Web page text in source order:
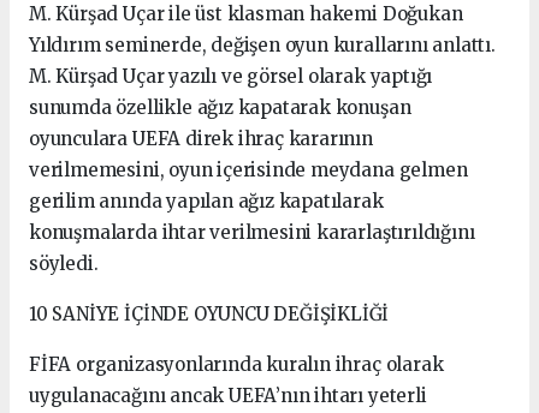
M. Kürşad Uçar ile üst klasman hakemi Doğukan
Yıldırım seminerde, değişen oyun kurallarını anlattı.
M. Kürşad Uçar yazılı ve görsel olarak yaptığı
sunumda özellikle ağız kapatarak konuşan
oyunculara UEFA direk ihraç kararının
verilmemesini, oyun içerisinde meydana gelmen
gerilim anında yapılan ağız kapatılarak
konuşmalarda ihtar verilmesini kararlaştırıldığını
söyledi.
10 SANİYE İÇİNDE OYUNCU DEĞİŞİKLİĞİ
FİFA organizasyonlarında kuralın ihraç olarak
uygulanacağını ancak UEFA’nın ihtarı yeterli